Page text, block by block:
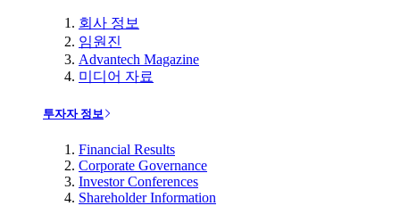
회사 정보
임원진
Advantech Magazine
미디어 자료
투자자 정보
Financial Results
Corporate Governance
Investor Conferences
Shareholder Information